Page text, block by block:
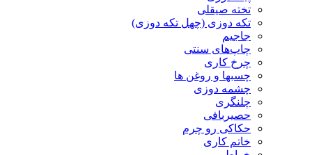
تخته صیقلی
تکه دوزی (چهل تکه دوزی)
جاجیم
چاپ‌های سنتی
چرخ کاری
چسبها و روغن ها
چشمه دوزی
چلنگری
حصیربافی
حکاکی رو چرم
خاتم کاری